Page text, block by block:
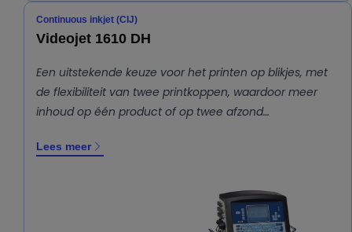
Continuous inkjet (CIJ)
Videojet 1610 DH
Een uitstekende keuze voor het printen op blikjes, met
de flexibiliteit van twee printkoppen, waardoor meer
inhoud op één product of op twee afzond…
Lees meer